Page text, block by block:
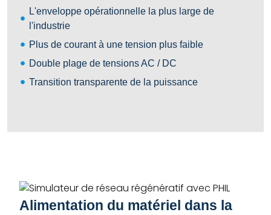
L'enveloppe opérationnelle la plus large de
l'industrie
Plus de courant à une tension plus faible
Double plage de tensions AC / DC
Transition transparente de la puissance
Alimentation du matériel dans la